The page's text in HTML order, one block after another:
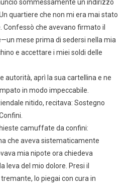
sommessamente un indirizzo
quartiere che non mi era mai stato
che avevano firmato il
mese prima di sedersi nella mia
e accettare i miei soldi delle
autorità, aprì la sua cartellina e ne
in modo impeccabile.
nitido, recitava: Sostegno
camuffate da confini:
che aveva sistematicamente
mia nipote ora chiedeva
leva del mio dolore. Presi il
lo piegai con cura in